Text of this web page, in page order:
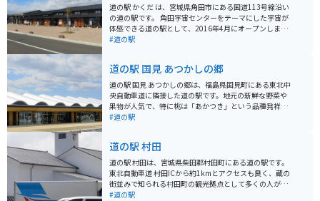
道の駅 かくだ は、宮城県角田市にある国道113号線沿い
の道の駅です。 角田宇宙センターをテーマにした宇宙が
体感できる道の駅として、2016年4月にオープンしまし
た。 施設内には、宇宙航空研究開発機構(JAXA)の研究開
宙グッズや、地元の新鮮な農産物を販売している「SHO
P&FOOD かくだ」などがあります。 また、レストランで
は、地元産の食材を使用した料理や、宇宙食をイメージ
したメニューを楽しむことができます。 バイクで訪れる
場合、道の駅 かくだ には、広々とした駐車場が完備され
史跡も点在しています。 道の駅 かくだ は、宇宙と歴史を
感じることができるスポットです。
#道の駅
道の駅 国見 あつかしの郷
道の駅 国見 あつかしの郷は、福島県国見町にある東北中
央自動車道に隣接した道の駅です。地元の新鮮な野菜や
果物が人気で、特に桃は「あかつき」という品種発祥の
地としても知られています。 バイクで訪れる際は、広々
く、梨やぶどうなどの果樹栽培も盛んです。道の駅では
季節のフルーツを使ったソフトクリームやジェラートも
販売しているので、ぜひ味わってみてください。また、
地元産の食材を使ったレストランもあり、郷土料理も楽
しめます。
#道の駅
道の駅 村田
道の駅 村田は、宮城県柴田郡村田町にある道の駅です。
東北自動車道 村田ICから約1kmとアクセスも良く、蔵の
街並みで知られる村田町の観光拠点として多くの人が訪
れます。 施設内には、地元の新鮮な農産物を販売する
#道の駅